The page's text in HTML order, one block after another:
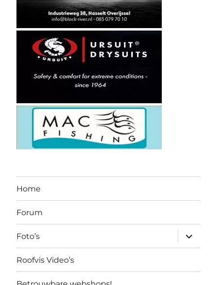
Home
Forum
Foto’s
Roofvis Video’s